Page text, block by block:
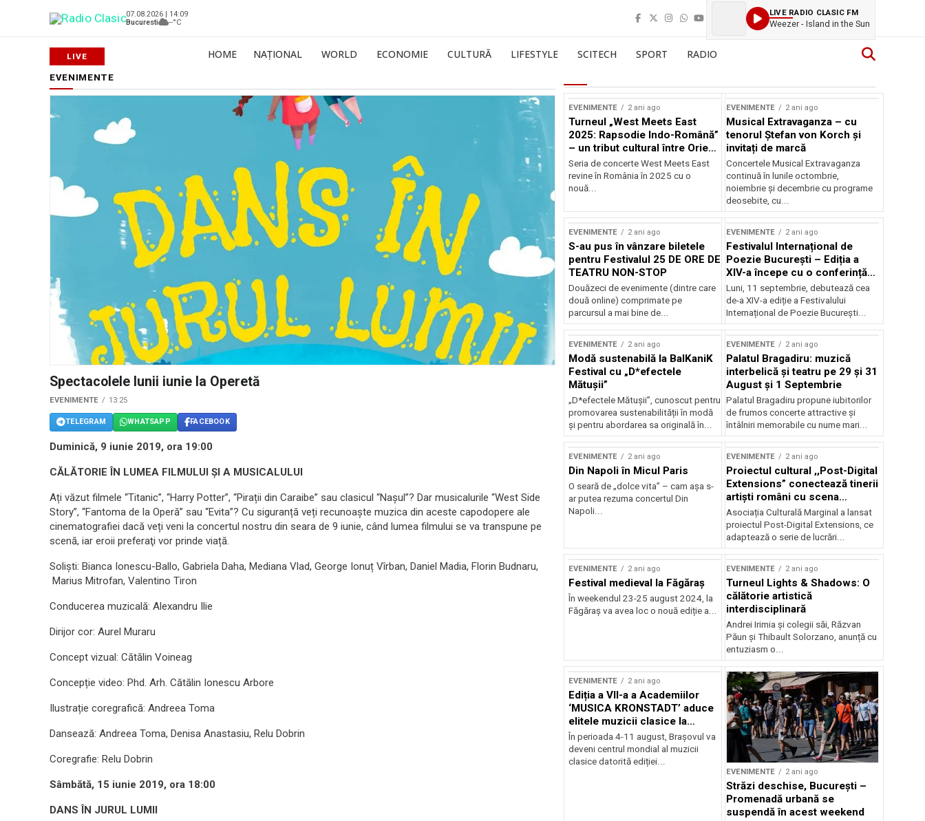
07.08.2026 | 14:09
Bucuresti
--°C
LIVE RADIO CLASIC FM
Weezer - Island in the Sun
HOME NAȚIONAL WORLD ECONOMIE CULTURĂ LIFESTYLE SCITECH SPORT RADIO
EVENIMENTE
Spectacolele lunii iunie la Operetă
EVENIMENTE 13:25
TELEGRAM WHATSAPP FACEBOOK
Duminică, 9 iunie 2019, ora 19:00
CĂLĂTORIE ÎN LUMEA FILMULUI ȘI A MUSICALULUI
Ați văzut filmele “Titanic”, “Harry Potter”, “Pirații din Caraibe” sau clasicul “Nașul”? Dar musicalurile “West Side
Story”, “Fantoma de la Operă” sau “Evita”? Cu siguranță veți recunoaște muzica din aceste capodopere ale
cinematografiei dacă veți veni la concertul nostru din seara de 9 iunie, când lumea filmului se va transpune pe
scenă, iar eroii preferaţi vor prinde viață.
Soliști: Bianca Ionescu-Ballo, Gabriela Daha, Mediana Vlad, George Ionuț Vîrban, Daniel Madia, Florin Budnaru,
Marius Mitrofan, Valentino Tiron
Conducerea muzicală: Alexandru Ilie
Dirijor cor: Aurel Muraru
Concept vizual: Cătălin Voineag
Concepție video: Phd. Arh. Cătălin Ionescu Arbore
Ilustrație coregrafică: Andreea Toma
Dansează: Andreea Toma, Denisa Anastasiu, Relu Dobrin
Coregrafie: Relu Dobrin
Sâmbătă, 15 iunie 2019, ora 18:00
DANS ÎN JURUL LUMII
EVENIMENTE 2 ani ago
Turneul „West Meets East
2025: Rapsodie Indo-Română”
– un tribut cultural între Orient
și Occident
Seria de concerte West Meets East
revine în România în 2025 cu o
nouă...
EVENIMENTE 2 ani ago
Musical Extravaganza – cu
tenorul Ștefan von Korch și
invitați de marcă
Concertele Musical Extravaganza
continuă în lunile octombrie,
noiembrie şi decembrie cu programe
deosebite, cu...
EVENIMENTE 2 ani ago
S-au pus în vânzare biletele
pentru Festivalul 25 DE ORE DE
TEATRU NON-STOP
Douăzeci de evenimente (dintre care
două online) comprimate pe
parcursul a mai bine de...
EVENIMENTE 2 ani ago
Festivalul Internațional de
Poezie București – Ediția a
XIV-a începe cu o conferință
despre limba română
susținută de Marco Lucchesi
Luni, 11 septembrie, debutează cea
de-a XIV-a ediție a Festivalului
Internațional de Poezie București...
EVENIMENTE 2 ani ago
Modă sustenabilă la BalKaniK
Festival cu „D*efectele
Mătușii”
„D*efectele Mătușii”, cunoscut pentru
promovarea sustenabilității în modă
și pentru abordarea sa originală în...
EVENIMENTE 2 ani ago
Palatul Bragadiru: muzică
interbelică şi teatru pe 29 şi 31
August şi 1 Septembrie
Palatul Bragadiru propune iubitorilor
de frumos concerte attractive şi
întâlniri memorabile cu nume mari...
EVENIMENTE 2 ani ago
Din Napoli în Micul Paris
O seară de „dolce vita” – cam așa s-
ar putea rezuma concertul Din
Napoli...
EVENIMENTE 2 ani ago
Proiectul cultural ,,Post-Digital
Extensions” conectează tinerii
artiști români cu scena
internațională
Asociația Culturală Marginal a lansat
proiectul Post-Digital Extensions, ce
adaptează o serie de lucrări...
EVENIMENTE 2 ani ago
Festival medieval la Făgăraș
În weekendul 23-25 august 2024, la
Făgăraș va avea loc o nouă ediție a...
EVENIMENTE 2 ani ago
Turneul Lights & Shadows: O
călătorie artistică
interdisciplinară
Andrei Irimia și colegii săi, Răzvan
Păun și Thibault Solorzano, anunță cu
entuziasm o...
EVENIMENTE 2 ani ago
Ediția a VII-a a Academiilor
‘MUSICA KRONSTADT’ aduce
elitele muzicii clasice la
Brașov
În perioada 4-11 august, Brașovul va
deveni centrul mondial al muzicii
clasice datorită ediției...
EVENIMENTE 2 ani ago
Străzi deschise, București –
Promenadă urbană se
suspendă în acest weekend